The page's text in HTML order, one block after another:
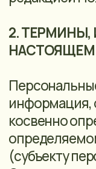
запись;
систематизацию;
накопление;
уточнение
извлечение;
использование;
передачу
предоставление,
обезличивание;
блокирование;